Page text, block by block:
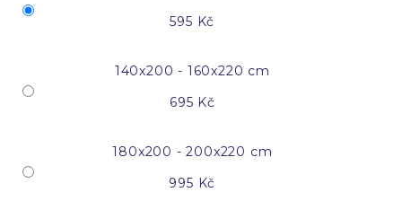
595 Kč
140x200 - 160x220 cm
695 Kč
180x200 - 200x220 cm
995 Kč